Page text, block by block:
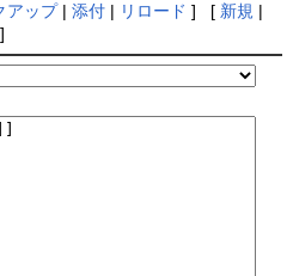
アップ| 添付| リロード ] [ 新規 |